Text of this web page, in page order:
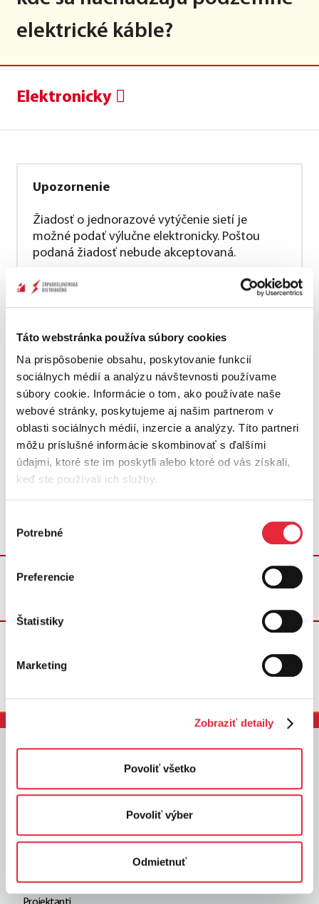
Táto webstránka používa súbory cookies
Na prispôsobenie obsahu, poskytovanie funkcií
sociálnych médií a analýzu návštevnosti používame
súbory cookie. Informácie o tom, ako používate naše
webové stránky, poskytujeme aj našim partnerom v
oblasti sociálnych médií, inzercie a analýzy. Títo partneri
môžu príslušné informácie skombinovať s ďalšími
údajmi, ktoré ste im poskytli alebo ktoré od vás získali,
keď ste používali ich služby.
súhlasu
Potrebné
Preferencie
Štatistiky
Marketing
Zobraziť detaily
Povoliť všetko
Povoliť výber
Odmietnuť
elektrické káble?
Elektronicky
Upozornenie
Žiadosť o jednorazové vytýčenie sietí je
možné podať výlučne elektronicky. Poštou
podaná žiadosť nebude akceptovaná.
K žiadosti pripojte aj povinnú prílohu -zákres
sietí predmetnej lokality (ktorý môžete stiahnuť
naGeoportáli ) vrátane parcelných čísel, prípadne
potvrdenie o existencii sietí vydané našou
spoločnosťou (nie staršie ako 3 mesiace ).
Žiadosť považujeme za záväznú objednávku služby.
Na jej základe vykonáme činnosti súvisiace s
200 a, b).
Domácnosti
Výrobcovia